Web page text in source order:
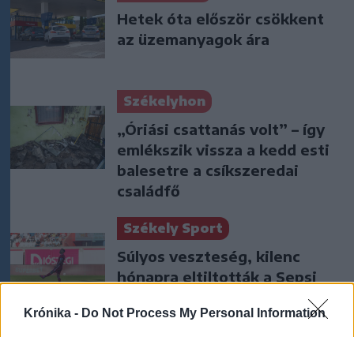
Krónika - Do Not Process My Personal Information
Hetek óta először csökkent
az üzemanyagok ára
Székelyhon
„Óriási csattanás volt” – így
emlékszik vissza a kedd esti
balesetre a csíkszeredai
családfő
Székely Sport
Súlyos veszteség, kilenc
hónapra eltiltották a Sepsi